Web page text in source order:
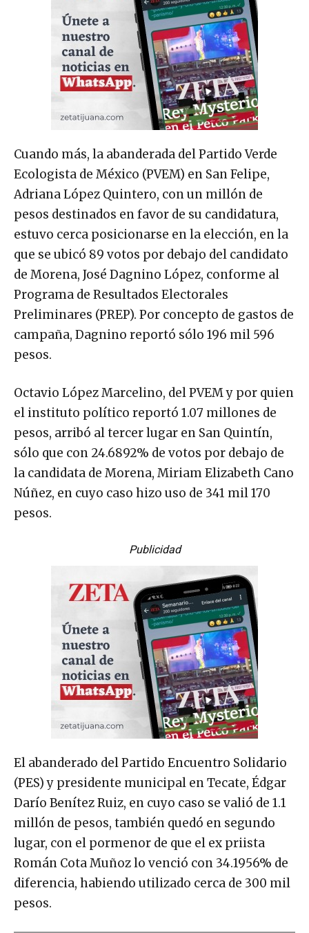
Cuando más, la abanderada del Partido Verde
Ecologista de México (PVEM) en San Felipe,
Adriana López Quintero, con un millón de
pesos destinados en favor de su candidatura,
estuvo cerca posicionarse en la elección, en la
que se ubicó 89 votos por debajo del candidato
de Morena, José Dagnino López, conforme al
Programa de Resultados Electorales
Preliminares (PREP). Por concepto de gastos de
campaña, Dagnino reportó sólo 196 mil 596
pesos.
Octavio López Marcelino, del PVEM y por quien
el instituto político reportó 1.07 millones de
pesos, arribó al tercer lugar en San Quintín,
sólo que con 24.6892% de votos por debajo de
la candidata de Morena, Miriam Elizabeth Cano
Núñez, en cuyo caso hizo uso de 341 mil 170
pesos.
Publicidad
El abanderado del Partido Encuentro Solidario
(PES) y presidente municipal en Tecate, Édgar
Darío Benítez Ruiz, en cuyo caso se valió de 1.1
millón de pesos, también quedó en segundo
lugar, con el pormenor de que el ex priista
Román Cota Muñoz lo venció con 34.1956% de
diferencia, habiendo utilizado cerca de 300 mil
pesos.